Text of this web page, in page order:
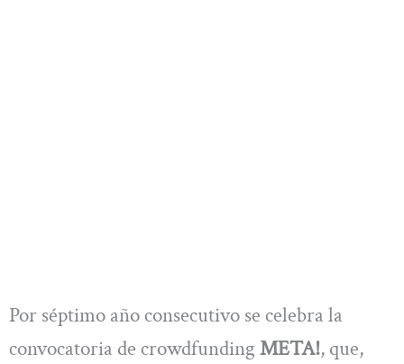
Por séptimo año consecutivo se celebra la
convocatoria de crowdfunding META!, que,